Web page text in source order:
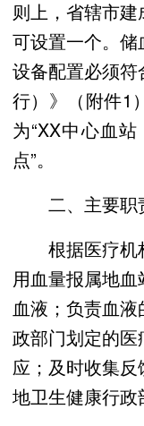
则上，省辖市建
可设置一个。
设备配置必须
行）》（附件1
为“XX中心血
点”。
二、主要职
根据医疗机
用血量报属地
血液；负责血
政部门划定的
应；及时收集
地卫生健康行政